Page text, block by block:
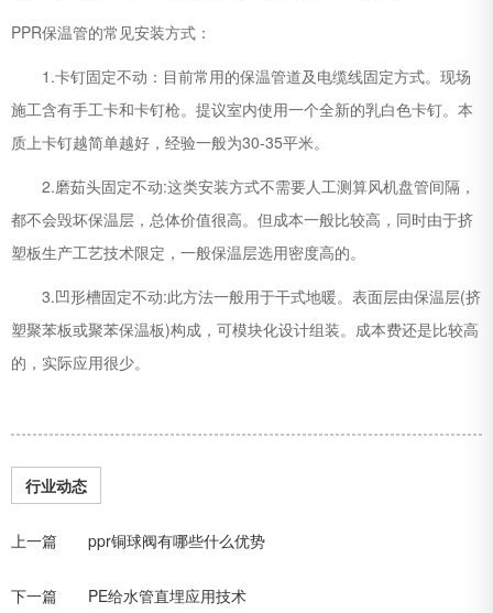
PPR保温管的常见安装方式：
1.卡钉固定不动：目前常用的保温管道及电缆线固定方式。现场
施工含有手工卡和卡钉枪。提议室内使用一个全新的乳白色卡钉。本
质上卡钉越简单越好，经验一般为30-35平米。
2.磨茹头固定不动:这类安装方式不需要人工测算风机盘管间隔，
都不会毁坏保温层，总体价值很高。但成本一般比较高，同时由于挤
塑板生产工艺技术限定，一般保温层选用密度高的。
3.凹形槽固定不动:此方法一般用于干式地暖。表面层由保温层(挤
塑聚苯板或聚苯保温板)构成，可模块化设计组装。成本费还是比较高
的，实际应用很少。
行业动态
上一篇 ppr铜球阀有哪些什么优势
下一篇 PE给水管直埋应用技术